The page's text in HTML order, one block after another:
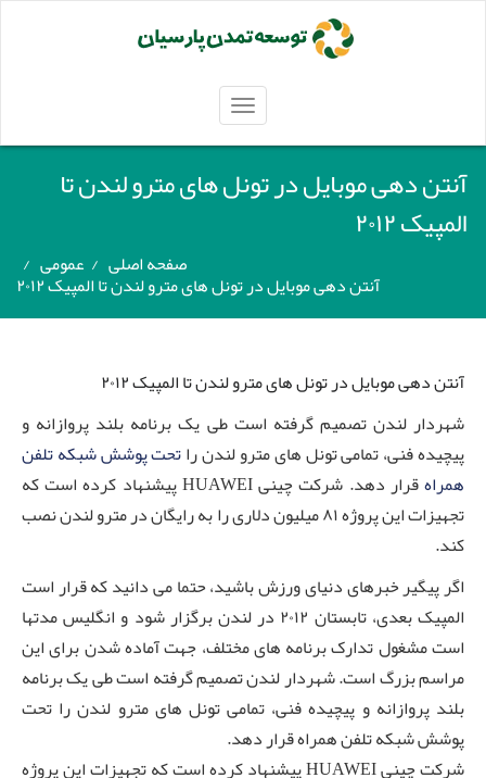
TOGGLE
NAVIGATION
آنتن دهی موبایل در تونل های مترو لندن تا
المپیک ۲۰۱۲
صفحه اصلی / عمومی /
آنتن دهی موبایل در تونل های مترو لندن تا المپیک ۲۰۱۲
آنتن دهی موبایل در تونل های مترو لندن تا المپیک ۲۰۱۲
شهردار لندن تصمیم گرفته است طی یک برنامه بلند پروازانه و
پیچیده فنی، تمامی تونل های مترو لندن راتحت پوشش شبکه تلفن
همراه
قرار دهد. شرکت چینی HUAWEI پیشنهاد کرده است که
تجهیزات این پروژه ۸۱ میلیون دلاری را به رایگان در مترو لندن نصب
کند.
اگر پیگیر خبرهای دنیای ورزش باشید، حتما می دانید که قرار است
المپیک بعدی، تابستان ۲۰۱۲ در لندن برگزار شود و انگلیس مدتها
است مشغول تدارک برنامه های مختلف، جهت آماده شدن برای این
مراسم بزرگ است. شهردار لندن تصمیم گرفته است طی یک برنامه
بلند پروازانه و پیچیده فنی، تمامی تونل های مترو لندن را تحت
پوشش شبکه تلفن همراه قرار دهد.
شرکت چینی HUAWEI پیشنهاد کرده است که تجهیزات این پروژه